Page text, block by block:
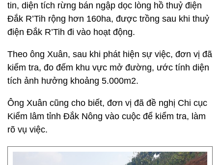
tin, diện tích rừng bán ngập dọc lòng hồ thuỷ điện
Đắk R’Tih rộng hơn 160ha, được trồng sau khi thuỷ
điện Đắk R’Tih đi vào hoạt động.
Theo ông Xuân, sau khi phát hiện sự việc, đơn vị đã
kiểm tra, đo đếm khu vực mở đường, ước tính diện
tích ảnh hưởng khoảng 5.000m2.
Ông Xuân cũng cho biết, đơn vị đã đề nghị Chi cục
Kiểm lâm tỉnh Đắk Nông vào cuộc để kiểm tra, làm
rõ vụ việc.